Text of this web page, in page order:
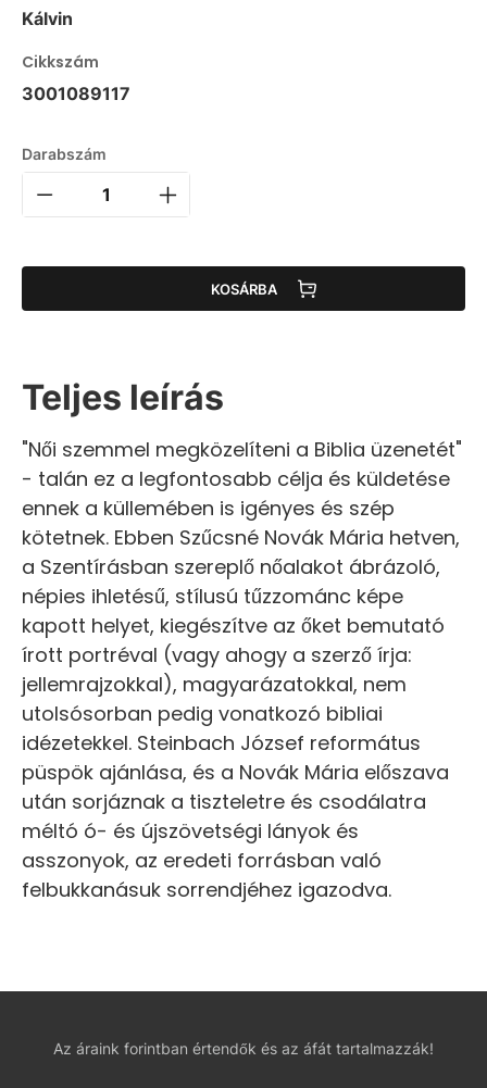
Kálvin
Cikkszám
3001089117
Darabszám
KOSÁRBA
Teljes leírás
"Női szemmel megközelíteni a Biblia üzenetét"
- talán ez a legfontosabb célja és küldetése
ennek a küllemében is igényes és szép
kötetnek. Ebben Szűcsné Novák Mária hetven,
a Szentírásban szereplő nőalakot ábrázoló,
népies ihletésű, stílusú tűzzománc képe
kapott helyet, kiegészítve az őket bemutató
írott portréval (vagy ahogy a szerző írja:
jellemrajzokkal), magyarázatokkal, nem
utolsósorban pedig vonatkozó bibliai
idézetekkel. Steinbach József református
püspök ajánlása, és a Novák Mária előszava
után sorjáznak a tiszteletre és csodálatra
méltó ó- és újszövetségi lányok és
asszonyok, az eredeti forrásban való
felbukkanásuk sorrendjéhez igazodva.
Az áraink forintban értendők és az áfát tartalmazzák!